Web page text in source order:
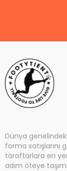
Dünya
forma
taraftarlara en
adım öteye